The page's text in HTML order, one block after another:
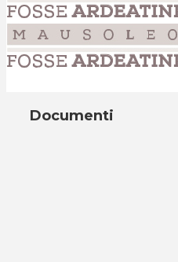
Documenti